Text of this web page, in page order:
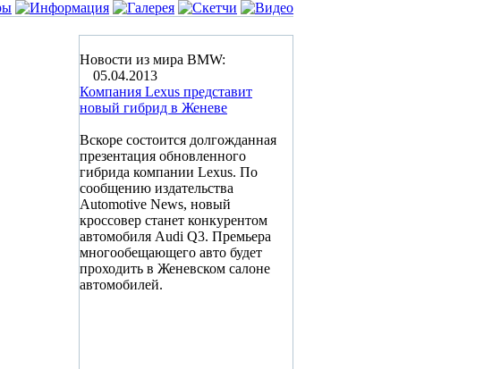
Новости из мира BMW:
05.04.2013
Компания Lexus представит
новый гибрид в Женеве
Вскоре состоится долгожданная
презентация обновленного
гибрида компании Lexus. По
сообщению издательства
Automotive News, новый
кроссовер станет конкурентом
автомобиля Audi Q3. Премьера
многообещающего авто будет
проходить в Женевском салоне
автомобилей.